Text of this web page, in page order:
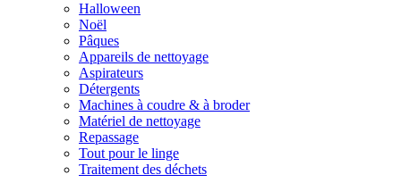
Halloween
Noël
Pâques
Appareils de nettoyage
Aspirateurs
Détergents
Machines à coudre & à broder
Matériel de nettoyage
Repassage
Tout pour le linge
Traitement des déchets